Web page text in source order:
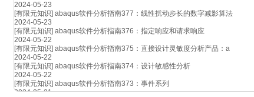
2024-05-23
[有限元知识] abaqus软件分析指南377：线性扰动步长的数字减影算法
2024-05-23
[有限元知识] abaqus软件分析指南376：指定响应和请求响应
2024-05-22
[有限元知识] abaqus软件分析指南375：直接设计灵敏度分析产品：a
2024-05-22
[有限元知识] abaqus软件分析指南374：设计敏感性分析
2024-05-22
[有限元知识] abaqus软件分析指南373：事件系列
2024-05-21